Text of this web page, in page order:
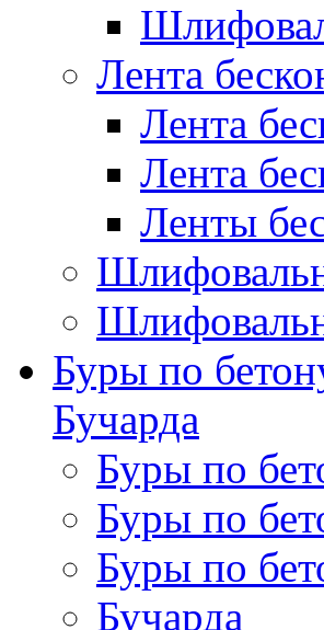
Лента
Лента
Лента
Ленты
Буры по
Бучарда
Буры по
Буры по
Буры по
Бучарда